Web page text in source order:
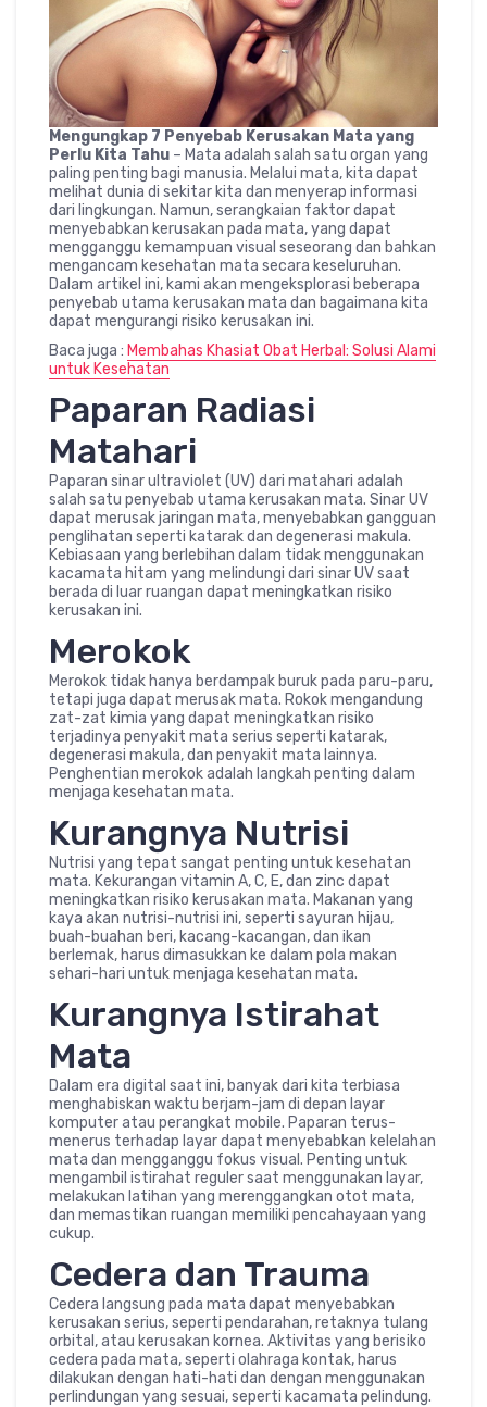
Mengungkap 7 Penyebab Kerusakan Mata yang
Perlu Kita Tahu – Mata adalah salah satu organ yang
paling penting bagi manusia. Melalui mata, kita dapat
melihat dunia di sekitar kita dan menyerap informasi
dari lingkungan. Namun, serangkaian faktor dapat
menyebabkan kerusakan pada mata, yang dapat
mengganggu kemampuan visual seseorang dan bahkan
mengancam kesehatan mata secara keseluruhan.
Dalam artikel ini, kami akan mengeksplorasi beberapa
penyebab utama kerusakan mata dan bagaimana kita
dapat mengurangi risiko kerusakan ini.
Baca juga : Membahas Khasiat Obat Herbal: Solusi Alami
untuk Kesehatan
Paparan Radiasi
Matahari
Paparan sinar ultraviolet (UV) dari matahari adalah
salah satu penyebab utama kerusakan mata. Sinar UV
dapat merusak jaringan mata, menyebabkan gangguan
penglihatan seperti katarak dan degenerasi makula.
Kebiasaan yang berlebihan dalam tidak menggunakan
kacamata hitam yang melindungi dari sinar UV saat
berada di luar ruangan dapat meningkatkan risiko
kerusakan ini.
Merokok
Merokok tidak hanya berdampak buruk pada paru-paru,
tetapi juga dapat merusak mata. Rokok mengandung
zat-zat kimia yang dapat meningkatkan risiko
terjadinya penyakit mata serius seperti katarak,
degenerasi makula, dan penyakit mata lainnya.
Penghentian merokok adalah langkah penting dalam
menjaga kesehatan mata.
Kurangnya Nutrisi
Nutrisi yang tepat sangat penting untuk kesehatan
mata. Kekurangan vitamin A, C, E, dan zinc dapat
meningkatkan risiko kerusakan mata. Makanan yang
kaya akan nutrisi-nutrisi ini, seperti sayuran hijau,
buah-buahan beri, kacang-kacangan, dan ikan
berlemak, harus dimasukkan ke dalam pola makan
sehari-hari untuk menjaga kesehatan mata.
Kurangnya Istirahat
Mata
Dalam era digital saat ini, banyak dari kita terbiasa
menghabiskan waktu berjam-jam di depan layar
komputer atau perangkat mobile. Paparan terus-
menerus terhadap layar dapat menyebabkan kelelahan
mata dan mengganggu fokus visual. Penting untuk
mengambil istirahat reguler saat menggunakan layar,
melakukan latihan yang merenggangkan otot mata,
dan memastikan ruangan memiliki pencahayaan yang
cukup.
Cedera dan Trauma
Cedera langsung pada mata dapat menyebabkan
kerusakan serius, seperti pendarahan, retaknya tulang
orbital, atau kerusakan kornea. Aktivitas yang berisiko
cedera pada mata, seperti olahraga kontak, harus
dilakukan dengan hati-hati dan dengan menggunakan
perlindungan yang sesuai, seperti kacamata pelindung.